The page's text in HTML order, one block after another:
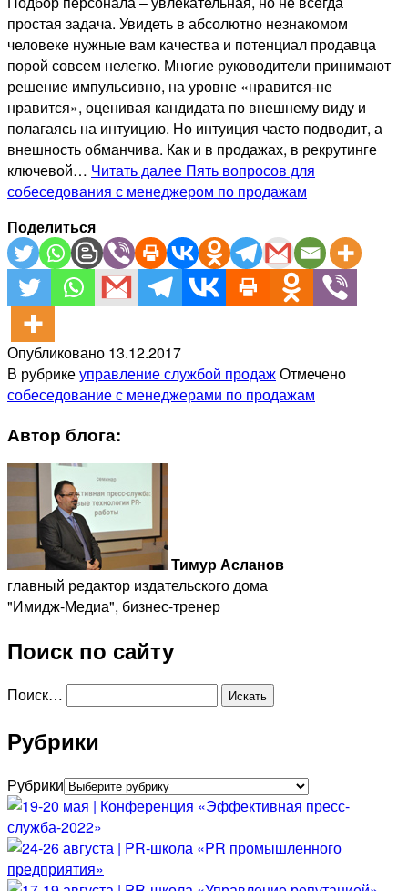
простая задача. Увидеть в абсолютно незнакомом
человеке нужные вам качества и потенциал продавца
порой совсем нелегко. Многие руководители принимают
решение импульсивно, на уровне «нравится-не
нравится», оценивая кандидата по внешнему виду и
полагаясь на интуицию. Но интуиция часто подводит, а
внешность обманчива. Как и в продажах, в рекрутинге
ключевой… Читать далее Пять вопросов для
собеседования с менеджером по продажам
Поделиться
Опубликовано 13.12.2017
В рубрикеуправление службой продажОтмечено
собеседование с менеджерами по продажам
Автор блога:
Тимур Асланов
главный редактор издательского дома
"Имидж-Медиа", бизнес-тренер
Поиск по сайту
Поиск…
Рубрики
Рубрики